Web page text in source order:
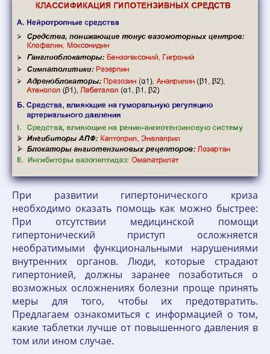
При развитии гипертонического криза
необходимо оказать помощь как можно быстрее:
При отсутствии медицинской помощи
гипертонический приступ осложняется
необратимыми функциональными нарушениями
внутренних органов. Люди, которые страдают
гипертонией, должны заранее позаботиться о
возможных осложнениях болезни проще принять
меры для того, чтобы их предотвратить.
Предлагаем ознакомиться с информацией о том,
какие таблетки лучше от повышенного давления в
том или ином случае.